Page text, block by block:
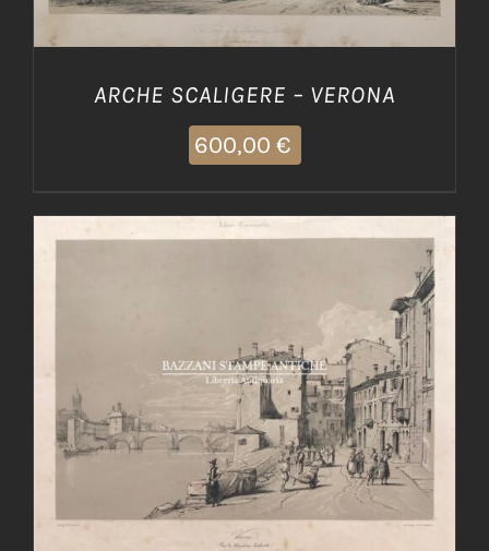
ARCHE SCALIGERE – VERONA
600,00 €
AGGIUNGI AL CARRELLO / DETTAGLI